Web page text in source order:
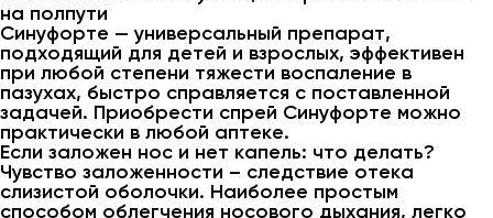
на полпути
Синуфорте — универсальный препарат,
подходящий для детей и взрослых, эффективен
при любой степени тяжести воспаление в
пазухах, быстро справляется с поставленной
задачей. Приобрести спрей Синуфорте можно
практически в любой аптеке.
Если заложен нос и нет капель: что делать?
Чувство заложенности – следствие отека
слизистой оболочки. Наиболее простым
способом облегчения носового дыхания, легко